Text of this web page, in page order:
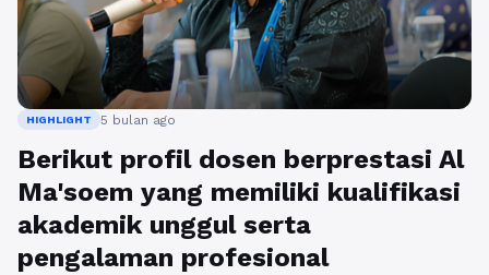
HIGHLIGHT 5 bulan ago
Berikut profil dosen berprestasi Al
Ma'soem yang memiliki kualifikasi
akademik unggul serta
pengalaman profesional